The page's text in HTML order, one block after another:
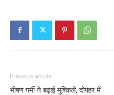
Company
Previous article
भीषण गर्मी ने बढ़ाई मुश्किलें, दोपहर में